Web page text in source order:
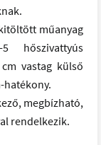
műanyag
hőszivattyús
vastag külső
hatékony.
megbízható,
rendelkezik.